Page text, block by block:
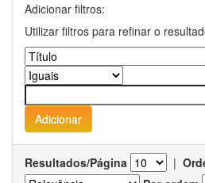
Adicionar filtros:
Utilizar filtros para refinar o
Resultados/Página |